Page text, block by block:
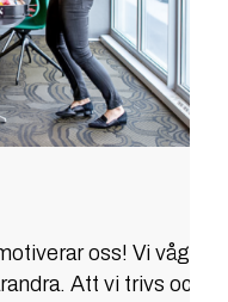
oss! Vi vågar
Att vi trivs och